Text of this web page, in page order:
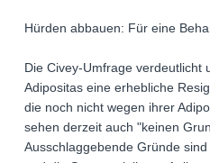
Hürden abbauen: Für eine
Die Civey-Umfrage verdeutlicht
Adipositas eine erhebliche
die noch nicht wegen ihrer
sehen derzeit auch "keinen
Ausschlaggebende Gründe